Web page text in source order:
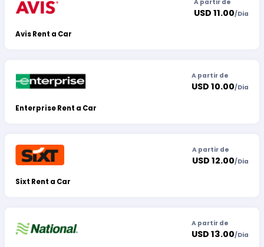
Avis Rent a Car
A partir de
USD 11.00/Dia
Enterprise Rent a Car
A partir de
USD 10.00/Dia
Sixt Rent a Car
A partir de
USD 12.00/Dia
A partir de
USD 13.00/Dia